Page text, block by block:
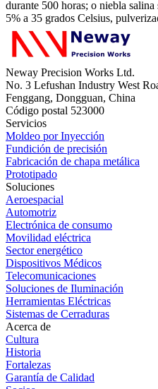
durante 500 horas; o niebla
5% a 35 grados Celsius,
Neway Precision Works Ltd.
No. 3 Lefushan Industry West
Fenggang, Dongguan, China
Código postal 523000
Servicios
Moldeo por Inyección
Fundición de precisión
Fabricación de chapa metálica
Prototipado
Soluciones
Aeroespacial
Automotriz
Electrónica de consumo
Movilidad eléctrica
Sector energético
Dispositivos Médicos
Telecomunicaciones
Soluciones de Iluminación
Herramientas Eléctricas
Sistemas de Cerraduras
Acerca de
Cultura
Historia
Fortalezas
Garantía de Calidad